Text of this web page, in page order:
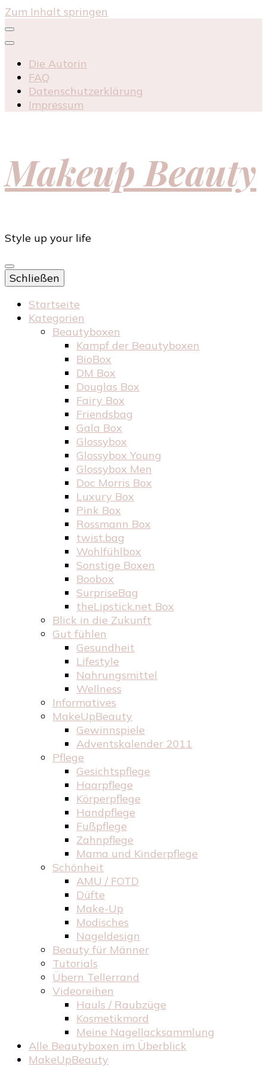
Zum Inhalt springen
Die Autorin
FAQ
Datenschutzerklärung
Impressum
Makeup Beauty
Style up your life
Schließen
Startseite
Kategorien
Beautyboxen
Kampf der Beautyboxen
BioBox
DM Box
Douglas Box
Fairy Box
Friendsbag
Gala Box
Glossybox
Glossybox Young
Glossybox Men
Doc Morris Box
Luxury Box
Pink Box
Rossmann Box
twist.bag
Wohlfühlbox
Sonstige Boxen
Boobox
SurpriseBag
theLipstick.net Box
Blick in die Zukunft
Gut fühlen
Gesundheit
Lifestyle
Nahrungsmittel
Wellness
Informatives
MakeUpBeauty
Gewinnspiele
Adventskalender 2011
Pflege
Gesichtspflege
Haarpflege
Körperpflege
Handpflege
Fußpflege
Zahnpflege
Mama und Kinderpflege
Schönheit
AMU / FOTD
Düfte
Make-Up
Modisches
Nageldesign
Beauty für Männer
Tutorials
Übern Tellerrand
Videoreihen
Hauls / Raubzüge
Kosmetikmord
Meine Nagellacksammlung
Alle Beautyboxen im Überblick
MakeUpBeauty